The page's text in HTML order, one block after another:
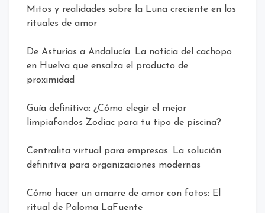
Mitos y realidades sobre la Luna creciente en los
rituales de amor
De Asturias a Andalucía: La noticia del cachopo
en Huelva que ensalza el producto de
proximidad
Guía definitiva: ¿Cómo elegir el mejor
limpiafondos Zodiac para tu tipo de piscina?
Centralita virtual para empresas: La solución
definitiva para organizaciones modernas
Cómo hacer un amarre de amor con fotos: El
ritual de Paloma LaFuente